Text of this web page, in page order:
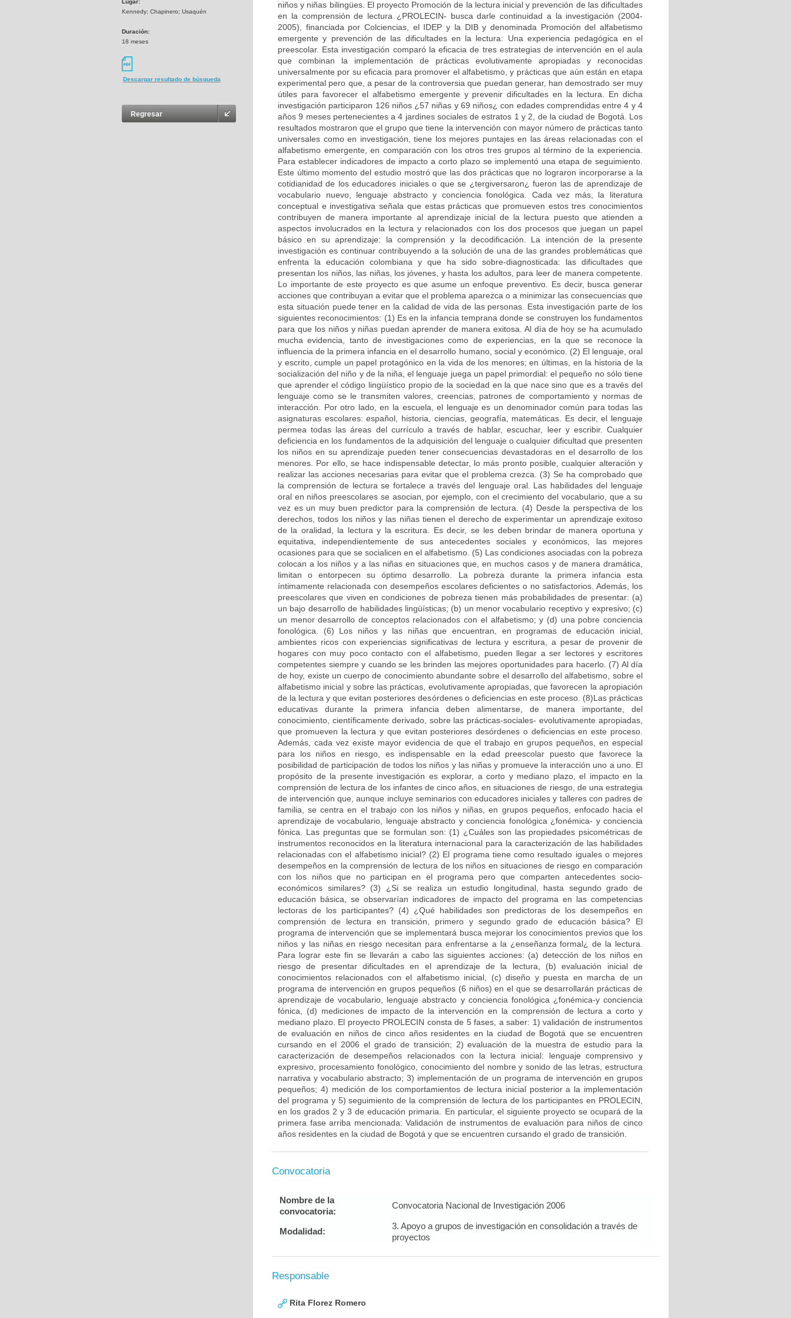
Lugar:
Kennedy; Chapinero; Usaquén
Duración:
18 meses
Descargar resultado de búsqueda
Regresar
Convocatoria
Nombre de la
convocatoria:
Convocatoria Nacional de Investigación 2006
Modalidad:
3. Apoyo a grupos de investigación en consolidación a través de
proyectos
Responsable
Rita Florez Romero